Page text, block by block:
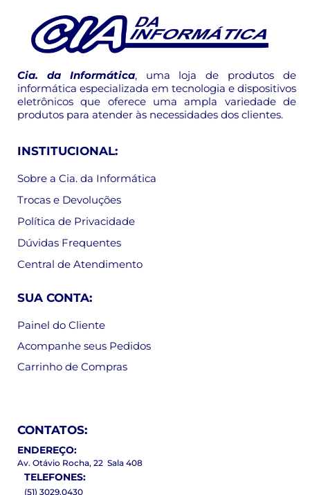
Cia. da Informática, uma loja de produtos de
informática especializada em tecnologia e dispositivos
eletrônicos que oferece uma ampla variedade de
produtos para atender às necessidades dos clientes.
INSTITUCIONAL:
Sobre a Cia. da Informática
Trocas e Devoluções
Política de Privacidade
Dúvidas Frequentes
Central de Atendimento
SUA CONTA:
Painel do Cliente
Acompanhe seus Pedidos
Carrinho de Compras
CONTATOS:
ENDEREÇO:
Av. Otávio Rocha, 22 Sala 408
TELEFONES:
(51) 3029.0430